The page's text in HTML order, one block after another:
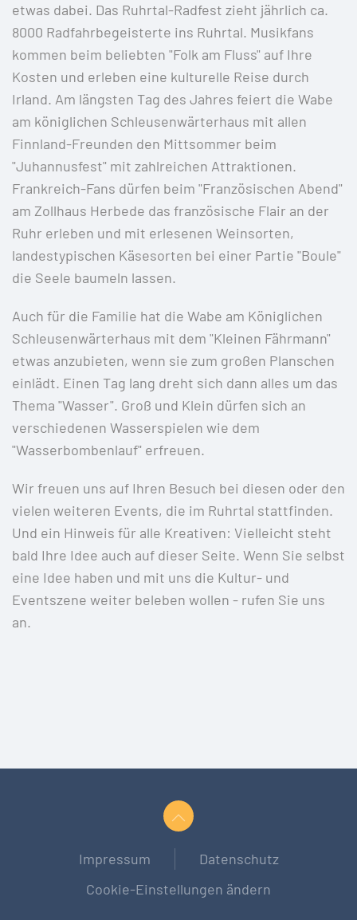
etwas dabei. Das Ruhrtal-Radfest zieht jährlich ca.
8000 Radfahrbegeisterte ins Ruhrtal. Musikfans
kommen beim beliebten "Folk am Fluss" auf Ihre
Kosten und erleben eine kulturelle Reise durch
Irland. Am längsten Tag des Jahres feiert die Wabe
am königlichen Schleusenwärterhaus mit allen
Finnland-Freunden den Mittsommer beim
"Juhannusfest" mit zahlreichen Attraktionen.
Frankreich-Fans dürfen beim "Französischen Abend"
am Zollhaus Herbede das französische Flair an der
Ruhr erleben und mit erlesenen Weinsorten,
landestypischen Käsesorten bei einer Partie "Boule"
die Seele baumeln lassen.
Auch für die Familie hat die Wabe am Königlichen
Schleusenwärterhaus mit dem "Kleinen Fährmann"
etwas anzubieten, wenn sie zum großen Planschen
einlädt. Einen Tag lang dreht sich dann alles um das
Thema "Wasser". Groß und Klein dürfen sich an
verschiedenen Wasserspielen wie dem
"Wasserbombenlauf" erfreuen.
Wir freuen uns auf Ihren Besuch bei diesen oder den
vielen weiteren Events, die im Ruhrtal stattfinden.
Und ein Hinweis für alle Kreativen: Vielleicht steht
bald Ihre Idee auch auf dieser Seite. Wenn Sie selbst
eine Idee haben und mit uns die Kultur- und
Eventszene weiter beleben wollen - rufen Sie uns
an.
Impressum
Datenschutz
Cookie-Einstellungen ändern